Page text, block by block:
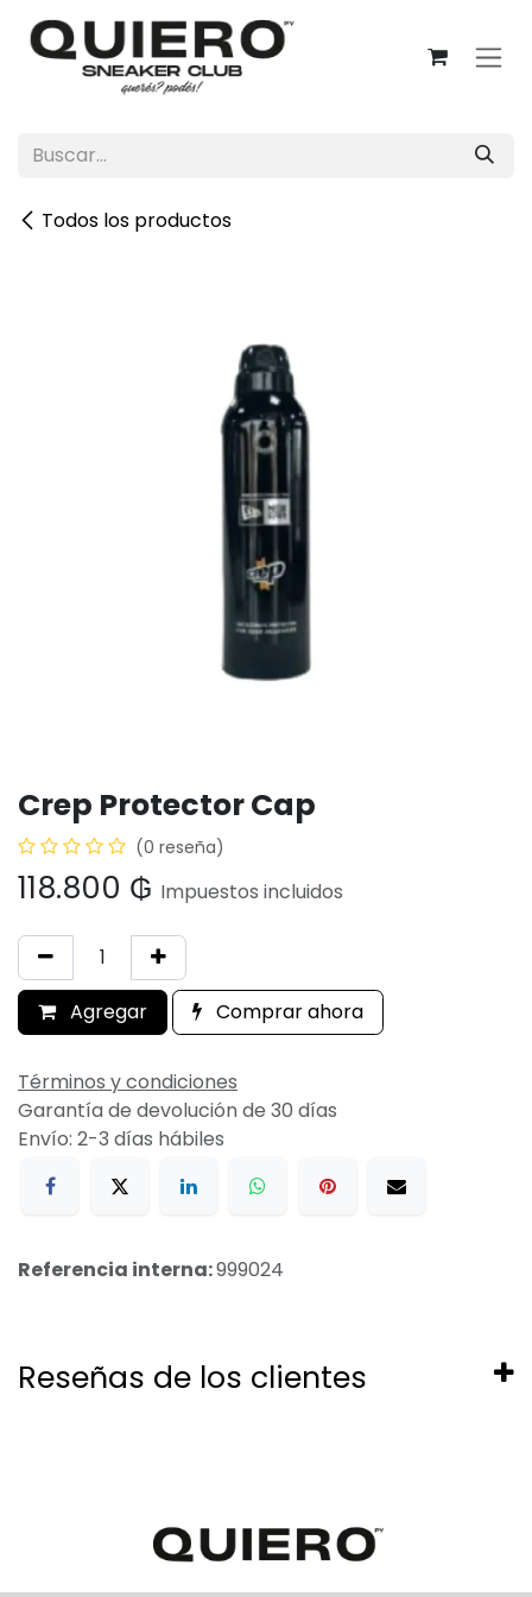
Ir al contenido
Todos los productos
Crep Protector Cap
(0 reseña)
118.800 ₲ Impuestos incluidos
Agregar Comprar ahora
Términos y condiciones
Garantía de devolución de 30 días
Envío: 2-3 días hábiles
Referencia interna:999024
Reseñas de los clientes